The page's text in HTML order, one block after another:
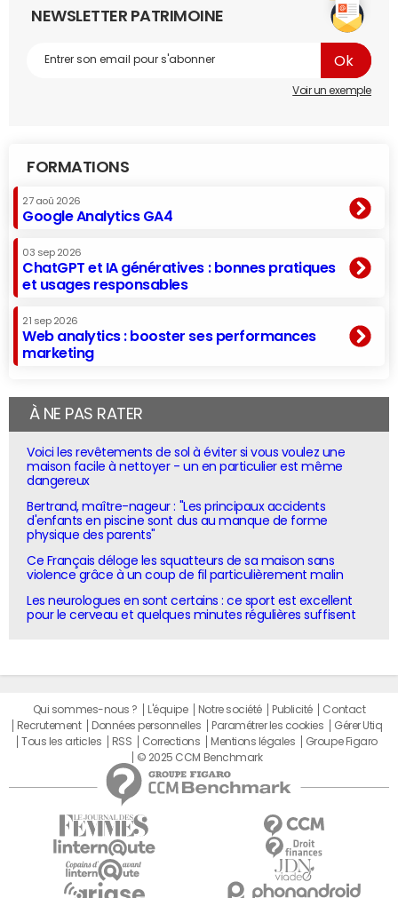
NEWSLETTER PATRIMOINE
Voir un exemple
FORMATIONS
27 aoû 2026
Google Analytics GA4
03 sep 2026
ChatGPT et IA génératives : bonnes pratiques
et usages responsables
21 sep 2026
Web analytics : booster ses performances
marketing
À NE PAS RATER
Voici les revêtements de sol à éviter si vous voulez une
maison facile à nettoyer - un en particulier est même
dangereux
Bertrand, maître-nageur : "Les principaux accidents
d'enfants en piscine sont dus au manque de forme
physique des parents"
Ce Français déloge les squatteurs de sa maison sans
violence grâce à un coup de fil particulièrement malin
Les neurologues en sont certains : ce sport est excellent
pour le cerveau et quelques minutes régulières suffisent
Qui sommes-nous ? L'équipe Notre société Publicité
Contact
Recrutement
Données personnelles Paramétrer les cookies
Gérer Utiq
Tous les articles
RSS Corrections Mentions légales
Groupe Figaro
© 2025 CCM Benchmark